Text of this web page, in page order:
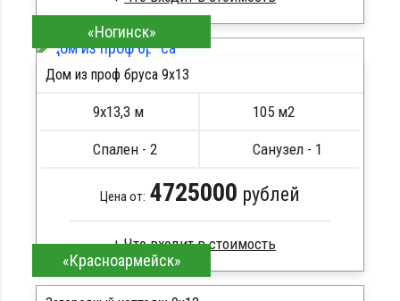
Брус камерной сушки
Стропила, балки 50х200 мм
Кровля металлочерепица
Сборка на березовые нагеля, джут
Металлические сваи 108 диаметр
ПОДРОБНЕЕ
«Ногинск»
Дом из проф бруса 9х13
9х13,3 м 105 м2
Спален - 2 Санузел - 1
Цена от: 4725000 рублей
Брус естественной влажности
«Красноармейск»